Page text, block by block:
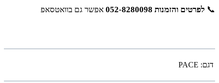
📞 לפרטים והזמנות 052-8280098 אפשר גם בוואטסאפ
דגם: PACE